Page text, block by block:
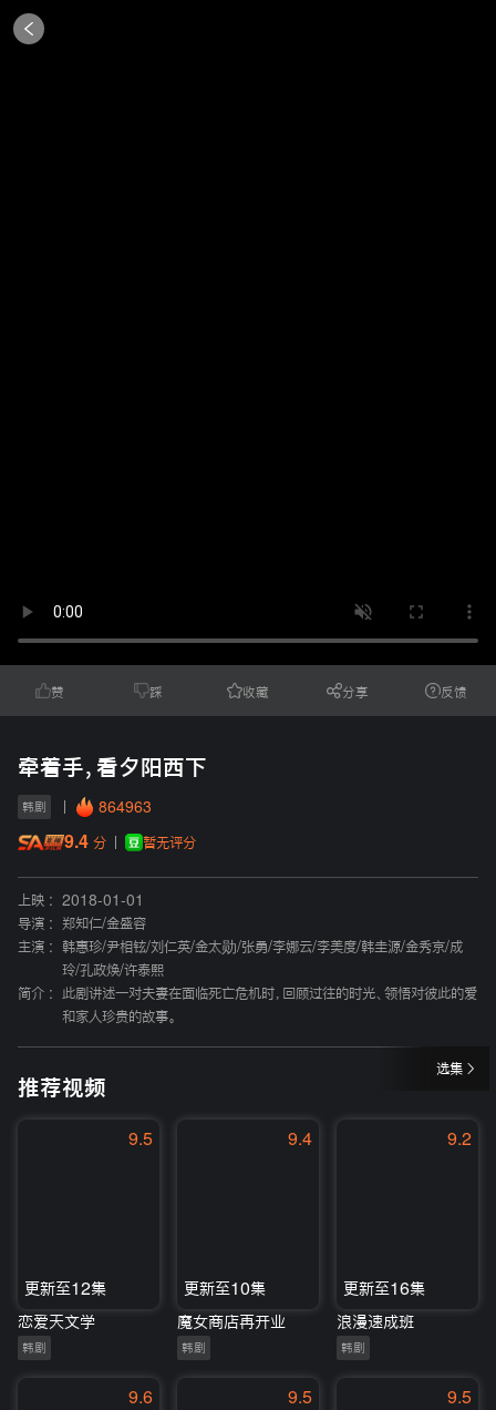
赞 踩 收藏 分享 反馈
牵着手，看夕阳西下
韩剧 864963
9.4 分 暂无评分
上映 :
2018-01-01
导演 :
郑知仁/金盛容
主演 :
韩惠珍/尹相铉/刘仁英/金太勋/张勇/李娜云/李美度/韩圭源/金秀京/成
玲/孔政焕/许泰熙
简介 :
此剧讲述一对夫妻在面临死亡危机时，回顾过往的时光、领悟对彼此的爱
和家人珍贵的故事。
选集
推荐视频
9.5
更新至12集
恋爱天文学
韩剧
9.4
更新至10集
魔女商店再开业
韩剧
9.2
更新至16集
浪漫速成班
韩剧
9.6 9.5 9.5